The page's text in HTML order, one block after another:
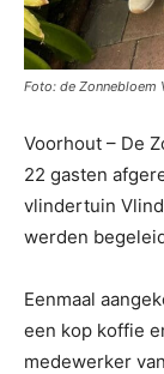
Foto: de Zonnebloem
Voorhout – De
22 gasten
vlindertuin
werden
Eenmaal
een kop koffie
medewerker